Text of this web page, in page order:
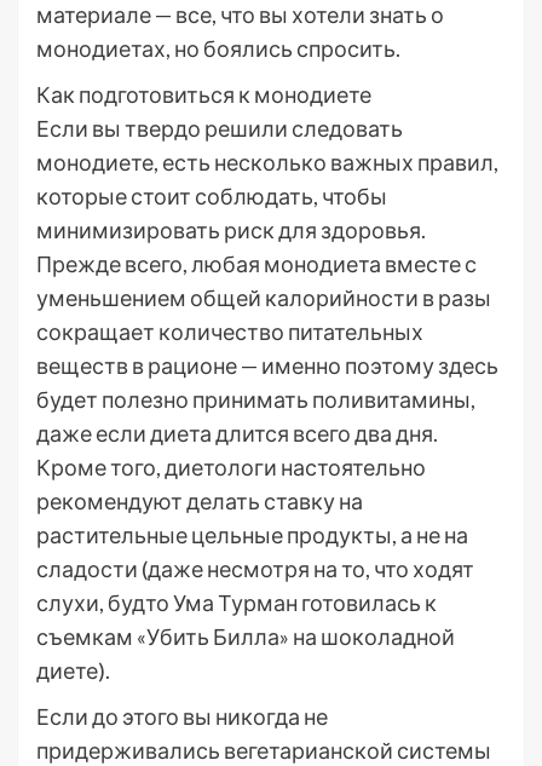
материале — все, что вы хотели знать о
монодиетах, но боялись спросить.
Как подготовиться к монодиете
Если вы твердо решили следовать
монодиете, есть несколько важных правил,
которые стоит соблюдать, чтобы
минимизировать риск для здоровья.
Прежде всего, любая монодиета вместе с
уменьшением общей калорийности в разы
сокращает количество питательных
веществ в рационе — именно поэтому здесь
будет полезно принимать поливитамины,
даже если диета длится всего два дня.
Кроме того, диетологи настоятельно
рекомендуют делать ставку на
растительные цельные продукты, а не на
сладости (даже несмотря на то, что ходят
слухи, будто Ума Турман готовилась к
съемкам «Убить Билла» на шоколадной
диете).
Если до этого вы никогда не
придерживались вегетарианской системы